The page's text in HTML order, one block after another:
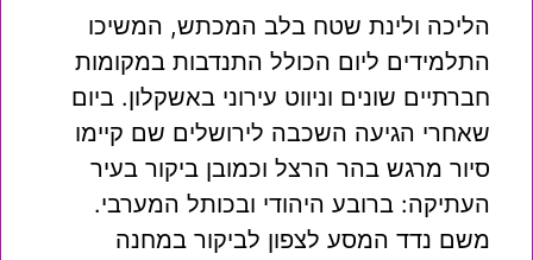
הליכה ולינת שטח בלב המכתש, המשיכו
התלמידים ליום הכולל התנדבות במקומות
חברתיים שונים וניווט עירוני באשקלון. ביום
שאחרי הגיעה השכבה לירושלים שם קיימו
סיור מרגש בהר הרצל וכמובן ביקור בעיר
העתיקה: ברובע היהודי ובכותל המערבי.
משם נדד המסע לצפון לביקור במחנה